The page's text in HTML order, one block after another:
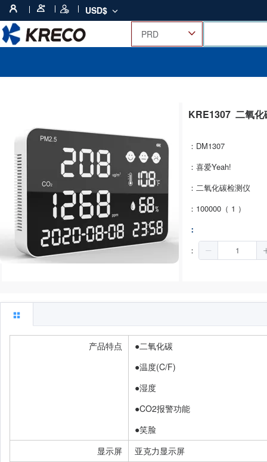
USD$
KRE1307 二氧化
：DM1307
：喜爱Yeah!
：二氧化碳检测仪
：100000（ 1 ）
：
：
产品特点
●二氧化碳
●温度(C/F)
●湿度
●CO2报警功能
显示屏
亚克力显示屏